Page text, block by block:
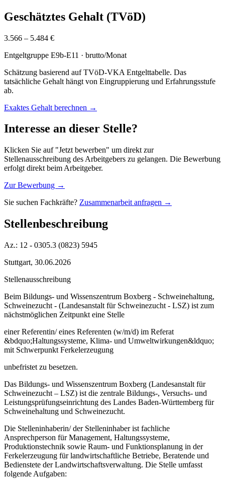
Geschätztes Gehalt (TVöD)
3.566 – 5.484 €
Entgeltgruppe E9b-E11 · brutto/Monat
Schätzung basierend auf TVöD-VKA Entgelttabelle. Das
tatsächliche Gehalt hängt von Eingruppierung und Erfahrungsstufe
ab.
Exaktes Gehalt berechnen →
Interesse an dieser Stelle?
Klicken Sie auf "Jetzt bewerben" um direkt zur
Stellenausschreibung des Arbeitgebers zu gelangen. Die Bewerbung
erfolgt direkt beim Arbeitgeber.
Zur Bewerbung →
Sie suchen Fachkräfte? Zusammenarbeit anfragen →
Stellenbeschreibung
Az.: 12 - 0305.3 (0823) 5945
Stuttgart, 30.06.2026
Stellenausschreibung
Beim Bildungs- und Wissenszentrum Boxberg - Schweinehaltung,
Schweinezucht - (Landesanstalt für Schweinezucht - LSZ) ist zum
nächstmöglichen Zeitpunkt eine Stelle
einer Referentin/ eines Referenten (w/m/d) im Referat
&bdquo;Haltungssysteme, Klima- und Umweltwirkungen&ldquo;
mit Schwerpunkt Ferkelerzeugung
unbefristet zu besetzen.
Das Bildungs- und Wissenszentrum Boxberg (Landesanstalt für
Schweinezucht – LSZ) ist die zentrale Bildungs-, Versuchs- und
Leistungsprüfungseinrichtung des Landes Baden-Württemberg für
Schweinehaltung und Schweinezucht.
Die Stelleninhaberin/ der Stelleninhaber ist fachliche
Ansprechperson für Management, Haltungssysteme,
Produktionstechnik sowie Raum- und Funktionsplanung in der
Ferkelerzeugung für landwirtschaftliche Betriebe, Beratende und
Bedienstete der Landwirtschaftsverwaltung. Die Stelle umfasst
folgende Aufgaben: